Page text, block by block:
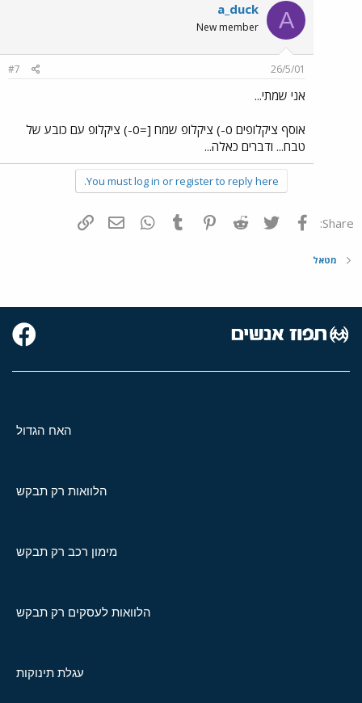
A
a_duck
New member
26/5/01
#7
אני שמתי...
אוסף ציקלופים 0-) ציקלופ שמח [=0-) ציקלופ עם כובע של
טבח... ודברים כאלה...
You must log in or register to reply here.
Share: פייסבוק Twitter
Reddit
Pinterest
Tumblr
WhatsAppדואר אלקטרוני
מטאל
האח הגדול
הלוואות רק תבקש
מימון רכב רק תבקש
הלוואות לעסקים רק תבקש
עגלת תינוקות